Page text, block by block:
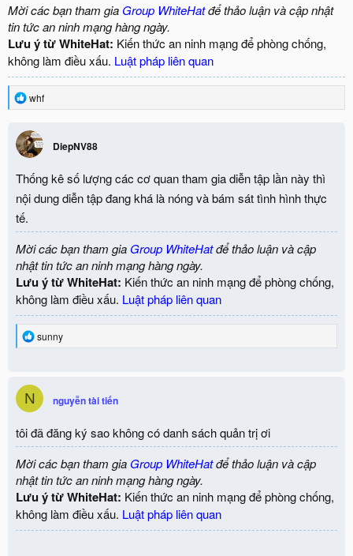
Mời các bạn tham gia Group WhiteHatđể thảo luận và cập nhật
tin tức an ninh mạng hàng ngày.
Lưu ý từ WhiteHat: Kiến thức an ninh mạng để phòng chống,
không làm điều xấu. Luật pháp liên quan
R
e
c
t
i
o
n
s
whf
DiepNV88
Thống kê số lượng các cơ quan tham gia diễn tập lần này thì
nội dung diễn tập đang khá là nóng và bám sát tình hình thực
tế.
Mời các bạn tham gia Group WhiteHatđể thảo luận và cập
nhật tin tức an ninh mạng hàng ngày.
Lưu ý từ WhiteHat: Kiến thức an ninh mạng để phòng chống,
không làm điều xấu. Luật pháp liên quan
R
t
o
s
:
sunny
N nguyễn tài tiến
tôi đã đăng ký sao không có danh sách quản trị ơi
Mời các bạn tham gia Group WhiteHatđể thảo luận và cập
nhật tin tức an ninh mạng hàng ngày.
Lưu ý từ WhiteHat: Kiến thức an ninh mạng để phòng chống,
không làm điều xấu. Luật pháp liên quan